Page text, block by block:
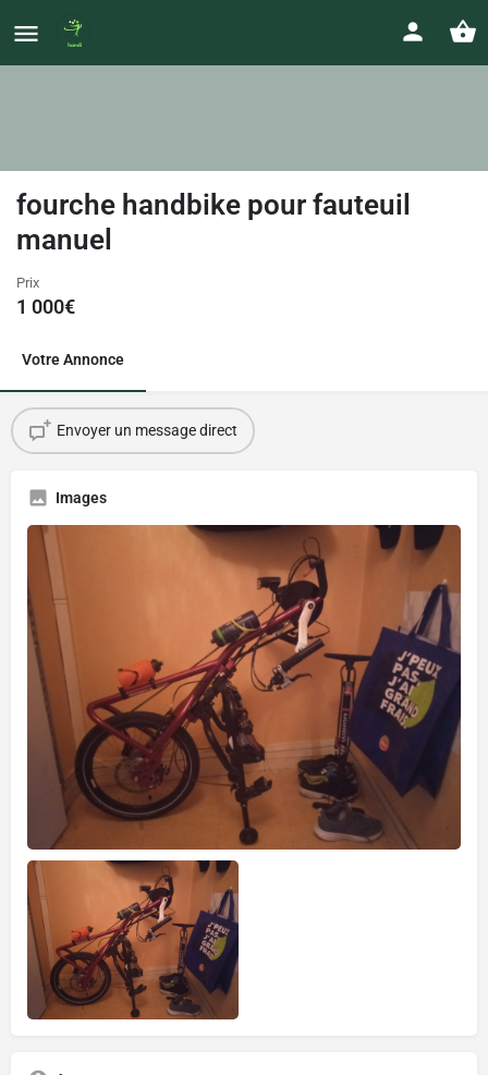
fourche handbike pour fauteuil
manuel
Prix
1 000€
Votre Annonce
Envoyer un message direct
Images